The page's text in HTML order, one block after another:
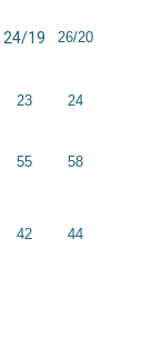
24/19 26/20
23 24
55 58
42 44